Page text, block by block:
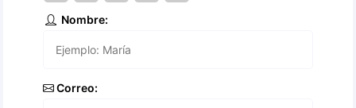
Nombre:
Correo: